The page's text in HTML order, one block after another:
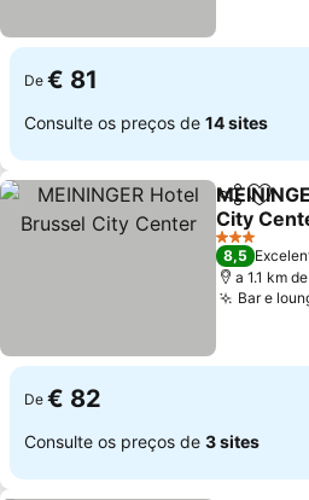
De € 81
Consulte os preços de 14 sites
Partilhar
City
3 Estrelas
8,5
a 1.1 km
Bar e
De € 82
Consulte os preços de 3 sites